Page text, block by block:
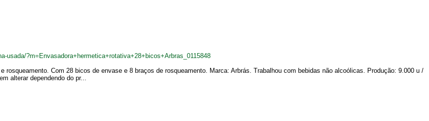
usada/?m=Envasadora+hermetica+rotativa+28+bicos+Arbras_0115848
rosqueamento. Com 28 bicos de envase e 8 braços de rosqueamento. Marca: Arbrás. Trabalhou com bebidas não alcoólicas. Produção: 9.000 u /
alterar dependendo do pr...